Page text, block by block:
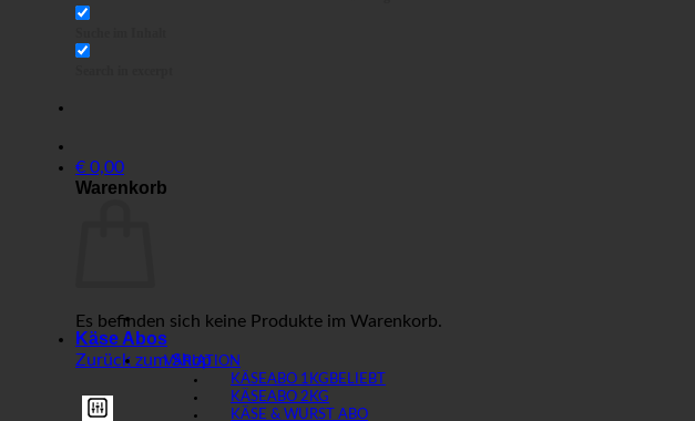
€ 0,00
Warenkorb
Es befinden sich keine Produkte im Warenkorb.
Zurück zum Shop
Käse Abos
VARIATION
KÄSEABO 1KG
KÄSEABO 2KG
KÄSE & WURST ABO